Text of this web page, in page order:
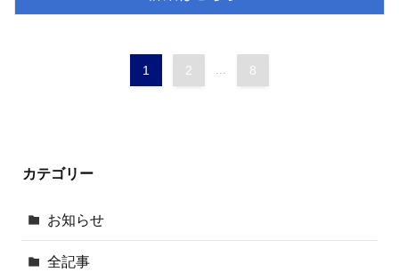
1 2 8
カテゴリー
お知らせ
全記事